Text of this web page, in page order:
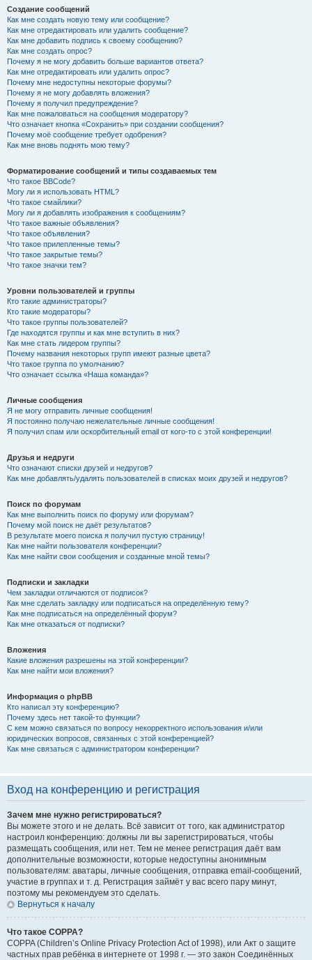
Создание сообщений
Как мне создать новую тему или сообщение?
Как мне отредактировать или удалить сообщение?
Как мне добавить подпись к своему сообщению?
Как мне создать опрос?
Почему я не могу добавить больше вариантов ответа?
Как мне отредактировать или удалить опрос?
Почему мне недоступны некоторые форумы?
Почему я не могу добавлять вложения?
Почему я получил предупреждение?
Как мне пожаловаться на сообщения модератору?
Что означает кнопка «Сохранить» при создании сообщения?
Почему моё сообщение требует одобрения?
Как мне вновь поднять мою тему?
Форматирование сообщений и типы создаваемых тем
Что такое BBCode?
Могу ли я использовать HTML?
Что такое смайлики?
Могу ли я добавлять изображения к сообщениям?
Что такое важные объявления?
Что такое объявления?
Что такое прилепленные темы?
Что такое закрытые темы?
Что такое значки тем?
Уровни пользователей и группы
Кто такие администраторы?
Кто такие модераторы?
Что такое группы пользователей?
Где находятся группы и как мне вступить в них?
Как мне стать лидером группы?
Почему названия некоторых групп имеют разные цвета?
Что такое группа по умолчанию?
Что означает ссылка «Наша команда»?
Личные сообщения
Я не могу отправить личные сообщения!
Я постоянно получаю нежелательные личные сообщения!
Я получил спам или оскорбительный email от кого-то с этой конференции!
Друзья и недруги
Что означают списки друзей и недругов?
Как мне добавлять/удалять пользователей в списках моих друзей и недругов?
Поиск по форумам
Как мне выполнить поиск по форуму или форумам?
Почему мой поиск не даёт результатов?
В результате моего поиска я получил пустую страницу!
Как мне найти пользователя конференции?
Как мне найти свои сообщения и созданные мной темы?
Подписки и закладки
Чем закладки отличаются от подписок?
Как мне сделать закладку или подписаться на определённую тему?
Как мне подписаться на определённый форум?
Как мне отказаться от подписки?
Вложения
Какие вложения разрешены на этой конференции?
Как мне найти мои вложения?
Информация о phpBB
Кто написал эту конференцию?
Почему здесь нет такой-то функции?
С кем можно связаться по вопросу некорректного использования и/или
юридических вопросов, связанных с этой конференцией?
Как мне связаться с администратором конференции?
Вход на конференцию и регистрация
Зачем мне нужно регистрироваться?
Вы можете этого и не делать. Всё зависит от того, как администратор
настроил конференцию: должны ли вы зарегистрироваться, чтобы
размещать сообщения, или нет. Тем не менее регистрация даёт вам
дополнительные возможности, которые недоступны анонимным
пользователям: аватары, личные сообщения, отправка email-сообщений,
участие в группах и т. д. Регистрация займёт у вас всего пару минут,
поэтому мы рекомендуем это сделать.
Вернуться к началу
Что такое COPPA?
COPPA (Children’s Online Privacy Protection Act of 1998), или Акт о защите
частных прав ребёнка в интернете от 1998 г. — это закон Соединённых